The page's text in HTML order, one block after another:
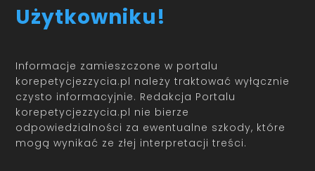
Użytkowniku!
Informacje zamieszczone w portalu
korepetycjezzycia.pl należy traktować wyłącznie
czysto informacyjnie. Redakcja Portalu
korepetycjezzycia.pl nie bierze
odpowiedzialności za ewentualne szkody, które
mogą wynikać ze złej interpretacji treści.